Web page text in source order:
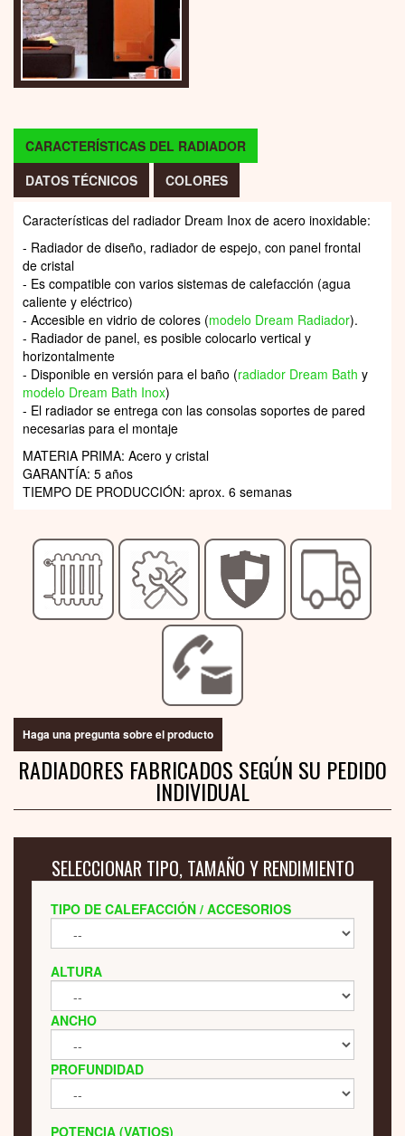
CARACTERÍSTICAS DEL RADIADOR
DATOS TÉCNICOS
COLORES
Características del radiador Dream Inox de acero inoxidable:
- Radiador de diseño, radiador de espejo, con panel frontal
de cristal
- Es compatible con varios sistemas de calefacción (agua
caliente y eléctrico)
- Accesible en vidrio de colores (modelo Dream Radiador).
- Radiador de panel, es posible colocarlo vertical y
horizontalmente
- Disponible en versión para el baño (radiador Dream Bath y
modelo Dream Bath Inox)
- El radiador se entrega con las consolas soportes de pared
necesarias para el montaje
MATERIA PRIMA: Acero y cristal
GARANTÍA: 5 años
TIEMPO DE PRODUCCIÓN: aprox. 6 semanas
Haga una pregunta sobre el producto
RADIADORES FABRICADOS SEGÚN SU PEDIDO
INDIVIDUAL
SELECCIONAR TIPO, TAMAÑO Y RENDIMIENTO
TIPO DE CALEFACCIÓN / ACCESORIOS
ALTURA
ANCHO
PROFUNDIDAD
POTENCIA (VATIOS)